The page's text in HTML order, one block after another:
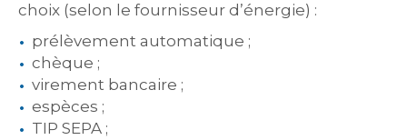
choix (selon le fournisseur d’énergie) :
prélèvement automatique ;
chèque ;
virement bancaire ;
espèces ;
TIP SEPA ;